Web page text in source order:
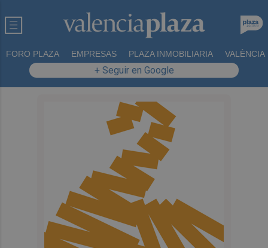
FORO PLAZA EMPRESAS PLAZA INMOBILIARIA VALÈNCIA
+ Seguir en Google